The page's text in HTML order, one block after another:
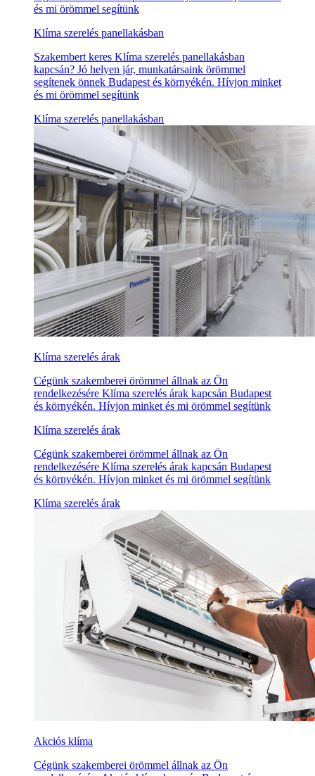
és mi örömmel segítünk
Klíma szerelés panellakásban
Szakembert keres Klíma szerelés panellakásban
kapcsán? Jó helyen jár, munkatársaink örömmel
segítenek önnek Budapest és környékén. Hívjon minket
és mi örömmel segítünk
Klíma szerelés panellakásban
Klíma szerelés árak
Cégünk szakemberei örömmel állnak az Ön
rendelkezésére Klíma szerelés árak kapcsán Budapest
és környékén. Hívjon minket és mi örömmel segítünk
Klíma szerelés árak
Cégünk szakemberei örömmel állnak az Ön
rendelkezésére Klíma szerelés árak kapcsán Budapest
és környékén. Hívjon minket és mi örömmel segítünk
Klíma szerelés árak
Akciós klíma
Cégünk szakemberei örömmel állnak az Ön